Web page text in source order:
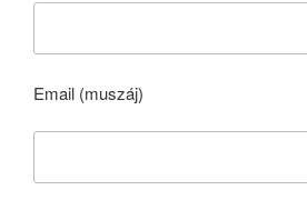
Email (muszáj)